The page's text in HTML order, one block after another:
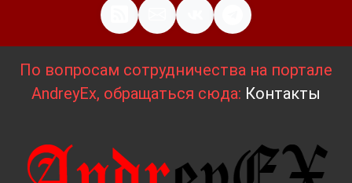
По вопросам сотрудничества на портале
AndreyEx, обращаться сюда: Контакты